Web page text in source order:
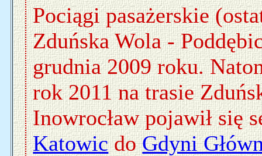
Pociągi pasażerskie
Zduńska Wola -
grudnia 2009 roku.
rok 2011 na trasie
Inowrocław pojawił się
KatowicdoGdyni